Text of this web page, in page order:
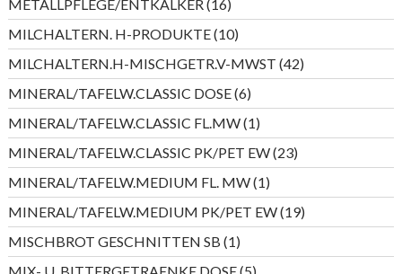
METALLPFLEGE/ENTKALKER 16
Produkte
MILCHALTERN. H-PRODUKTE 1010
Produkte
MILCHALTERN.H-MISCHGETR.V-MWST 4242
Produkte
MINERAL/TAFELW.CLASSIC DOSE 66
Produkte
MINERAL/TAFELW.CLASSIC FL.MW 11
Produkt
MINERAL/TAFELW.CLASSIC PK/PET EW 2323
Produkte
MINERAL/TAFELW.MEDIUM FL. MW 11
Produkt
MINERAL/TAFELW.MEDIUM PK/PET EW 1919
Produkte
MISCHBROT GESCHNITTEN SB 11
Produkt
5